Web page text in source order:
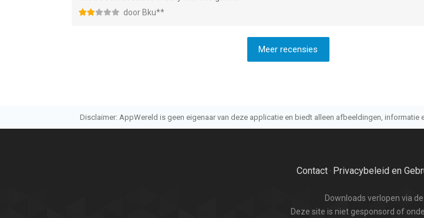
door Bku**
Meer recensies
Disclaimer: AppWereld is geen eigenaar van deze applicatie en biedt alleen afbeeldingen, informatie
Contact· Privacybeleid en
Downloads verlopen via
Deze site is niet gesponsord of